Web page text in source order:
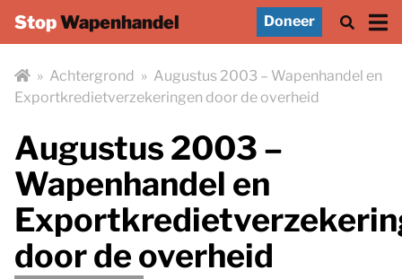
StopWapenhandel Doneer
» Achtergrond » Augustus 2003 – Wapenhandel en
Exportkredietverzekeringen door de overheid
Augustus 2003 –
Wapenhandel en
door de overheid